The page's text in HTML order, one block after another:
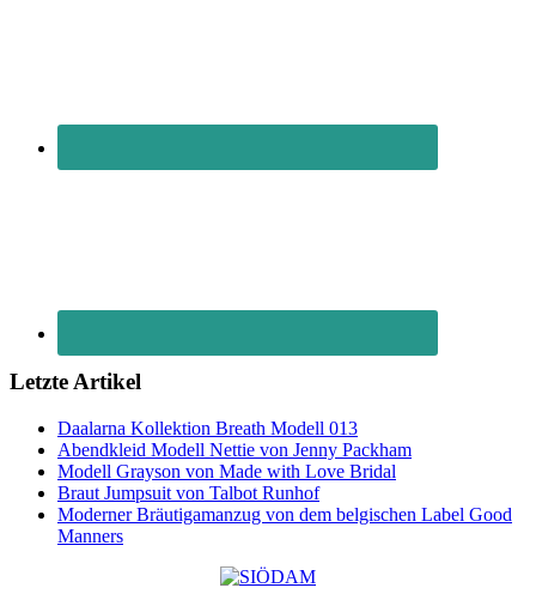
Letzte Artikel
Daalarna Kollektion Breath Modell 013
Abendkleid Modell Nettie von Jenny Packham
Modell Grayson von Made with Love Bridal
Braut Jumpsuit von Talbot Runhof
Moderner Bräutigamanzug von dem belgischen Label Good
Manners